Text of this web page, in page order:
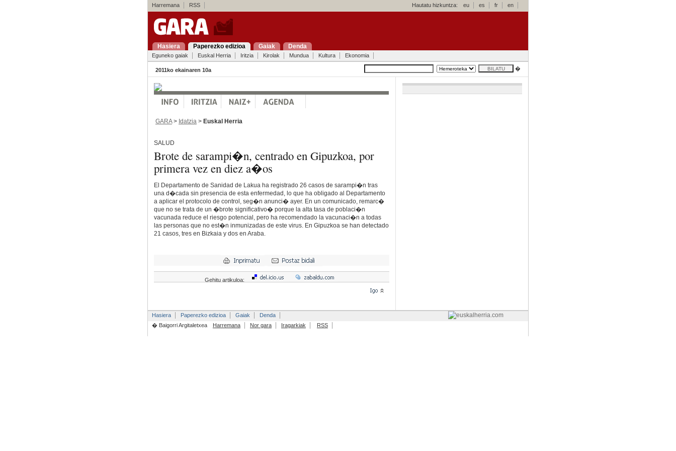
Harremana RSS Hautatu hizkuntza: eu es fr en
Hasiera Paperezko edizioa Gaiak Denda
Eguneko gaiak Euskal Herria Iritzia Kirolak Mundua Kultura Ekonomia
2011ko ekainaren 10a �
GARA> Idatzia > Euskal Herria
SALUD
Brote de sarampi�n, centrado en Gipuzkoa, por
primera vez en diez a�os
El Departamento de Sanidad de Lakua ha registrado 26 casos de sarampi�n tras
una d�cada sin presencia de esta enfermedad, lo que ha obligado al Departamento
a aplicar el protocolo de control, seg�n anunci� ayer. En un comunicado, remarc�
que no se trata de un �brote significativo� porque la alta tasa de poblaci�n
vacunada reduce el riesgo potencial, pero ha recomendado la vacunaci�n a todas
las personas que no est�n inmunizadas de este virus. En Gipuzkoa se han detectado
21 casos, tres en Bizkaia y dos en Araba.
Gehitu artikuloa:
Hasiera Paperezko edizioa Gaiak
Denda
� Baigorri Argitaletxea
Harremana Nor gara Iragarkiak RSS